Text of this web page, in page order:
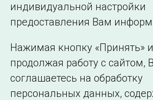
©2005–2026 АО «СО ЕЭС»
Филиалы и
индивидуальной настройки
предоставления Вам
Нажимая кнопку «Принять»
продолжая работу с сайтом,
соглашаетесь на обработку
персональных данных,